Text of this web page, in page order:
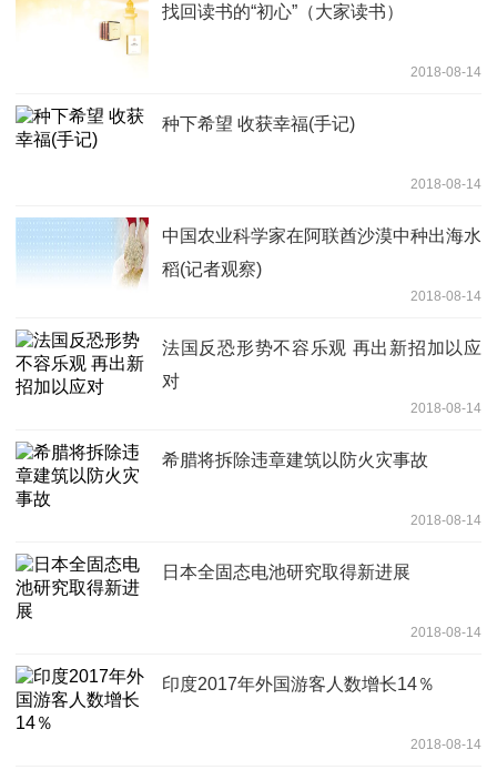
找回读书的“初心”（大家读书）
2018-08-14
种下希望 收获幸福(手记)
2018-08-14
中国农业科学家在阿联酋沙漠中种出海水
稻(记者观察)
2018-08-14
法国反恐形势不容乐观 再出新招加以应
对
2018-08-14
希腊将拆除违章建筑以防火灾事故
2018-08-14
日本全固态电池研究取得新进展
2018-08-14
印度2017年外国游客人数增长14％
2018-08-14